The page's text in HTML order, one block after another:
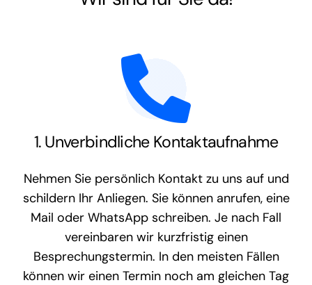
1. Unverbindliche Kontaktaufnahme
Nehmen Sie persönlich Kontakt zu uns auf und
schildern Ihr Anliegen. Sie können anrufen, eine
Mail oder WhatsApp schreiben. Je nach Fall
vereinbaren wir kurzfristig einen
Besprechungstermin. In den meisten Fällen
können wir einen Termin noch am gleichen Tag